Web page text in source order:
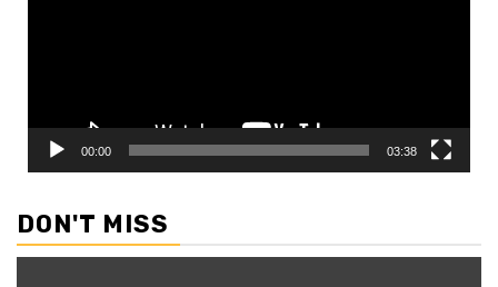
00:00 03:38
DON'T MISS